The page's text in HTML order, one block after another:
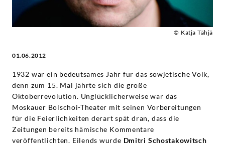
© Katja Tähjä
01.06.2012
1932 war ein bedeutsames Jahr für das sowjetische Volk,
denn zum 15. Mal jährte sich die große
Oktoberrevolution. Unglücklicherweise war das
Moskauer Bolschoi-Theater mit seinen Vorbereitungen
für die Feierlichkeiten derart spät dran, dass die
Zeitungen bereits hämische Kommentare
veröffentlichten. Eilends wurde Dmitri Schostakowitsch